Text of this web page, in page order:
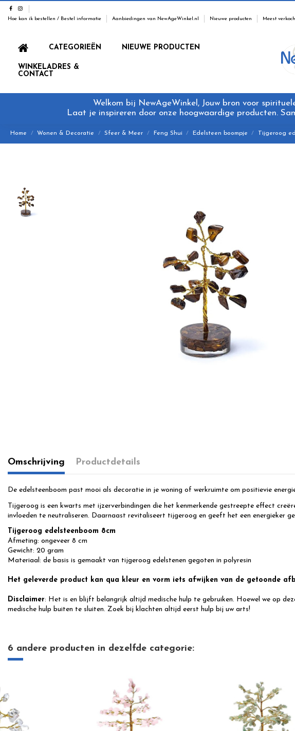
Hoe kan ik bestellen / Bestel informatie Aanbiedingen van NewAgeWinkel.nl Nieuwe producten Meest
CATEGORIEËN NIEUWE PRODUCTEN
WINKELADRES &
CONTACT
Welkom bij NewAgeWinkel, Jouw bron voor
Laat je inspireren door onze hoogwaardige producten.
Home Wonen & Decoratie Sfeer & Meer Feng Shui Edelsteen boompje Tijgeroog
Omschrijving Productdetails
De edelsteenboom past mooi als decoratie in je woning of werkruimte om positievie
Tijgeroog is een kwarts met ijzerverbindingen die het kenmerkende gestreepte effect
invloeden te neutraliseren. Daarnaast revitaliseert tijgeroog en geeft het een energieker
Tijgeroog edelsteenboom 8cm
Afmeting: ongeveer 8 cm
Gewicht: 20 gram
Materiaal: de basis is gemaakt van tijgeroog edelstenen gegoten in polyresin
Het geleverde product kan qua kleur en vorm iets afwijken van de getoonde
Disclaimer: Het is en blijft belangrijk altijd medische hulp te gebruiken. Hoewel we op
medische hulp buiten te sluiten. Zoek bij klachten altijd eerst hulp bij uw arts!
6 andere producten in dezelfde categorie: